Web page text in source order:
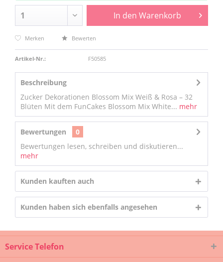
In den Warenkorb
Merken Bewerten
Artikel-Nr.: F50585
Beschreibung
Zucker Dekorationen Blossom Mix Weiß & Rosa – 32
Blüten Mit dem FunCakes Blossom Mix White... mehr
Bewertungen
0
Bewertungen lesen, schreiben und diskutieren...
mehr
Kunden kauften auch
Kunden haben sich ebenfalls angesehen
Service Telefon